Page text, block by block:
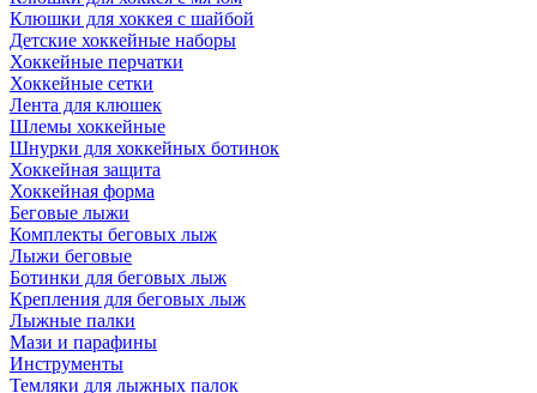
Клюшки для хоккея с шайбой
Детские хоккейные наборы
Хоккейные перчатки
Хоккейные сетки
Лента для клюшек
Шлемы хоккейные
Шнурки для хоккейных ботинок
Хоккейная защита
Хоккейная форма
Беговые лыжи
Комплекты беговых лыж
Лыжи беговые
Ботинки для беговых лыж
Крепления для беговых лыж
Лыжные палки
Мази и парафины
Инструменты
Темляки для лыжных палок